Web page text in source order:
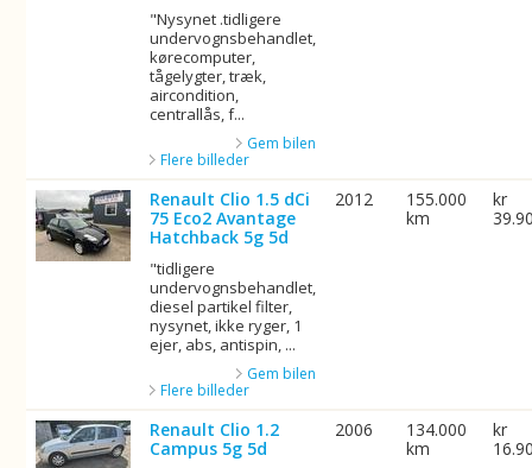
"Nysynet .tidligere
undervognsbehandlet,
kørecomputer,
tågelygter, træk,
aircondition,
centrallås, f...
Gem bilen
Flere billeder
Renault Clio 1.5 dCi
75 Eco2 Avantage
Hatchback 5g 5d
"tidligere
undervognsbehandlet,
diesel partikel filter,
nysynet, ikke ryger, 1
ejer, abs, antispin, ...
Gem bilen
Flere billeder
2012
155.000
km
kr
Renault Clio 1.2
Campus 5g 5d
2006
134.000
km
kr